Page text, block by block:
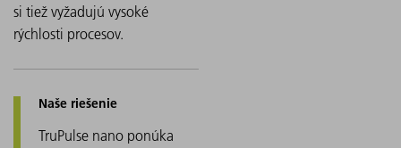
si tiež vyžadujú vysoké
rýchlosti procesov.
TruPulse nano ponúka